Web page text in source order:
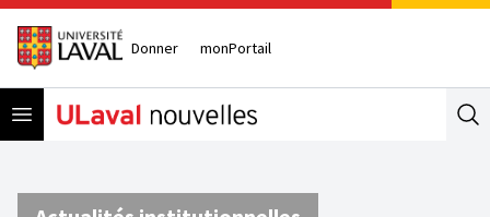
Donner monPortail
Open menu